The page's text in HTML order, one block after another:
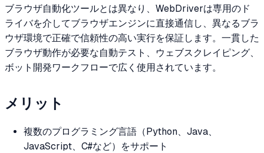
ブラウザ自動化ツールとは異なり、WebDriverは専用のド
ライバを介してブラウザエンジンに直接通信し、異なるブラ
ウザ環境で正確で信頼性の高い実行を保証します。一貫した
ブラウザ動作が必要な自動テスト、ウェブスクレイピング、
ボット開発ワークフローで広く使用されています。
メリット
複数のプログラミング言語（Python、Java、
JavaScript、C#など）をサポート